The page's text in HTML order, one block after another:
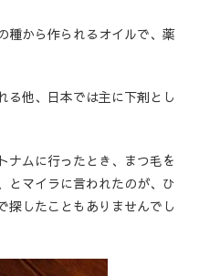
種から作られるオイルで、薬
る他、日本では主に下剤とし
ナムに行ったとき、まつ毛を
とマイラに言われたのが、ひ
したこともありませんでし